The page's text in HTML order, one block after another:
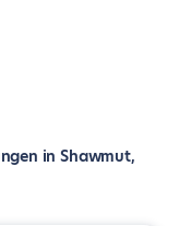
in Shawmut,